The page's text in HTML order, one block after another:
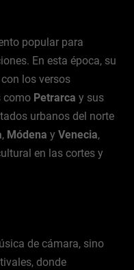
popular para
En esta época, su
los versos
como Petrarca y sus
urbanos del norte
, Módena y Venecia,
en las cortes y
de cámara, sino
donde